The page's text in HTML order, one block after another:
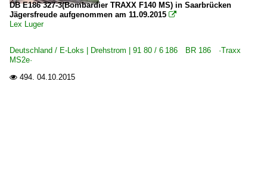
DB E186 327-3(Bombardier TRAXX F140 MS) in Saarbrücken
Jägersfreude aufgenommen am 11.09.2015 
Lex Luger
Deutschland / E-Loks | Drehstrom | 91 80 / 6 186 BR 186 ·Traxx
MS2e·
 494. 04.10.2015